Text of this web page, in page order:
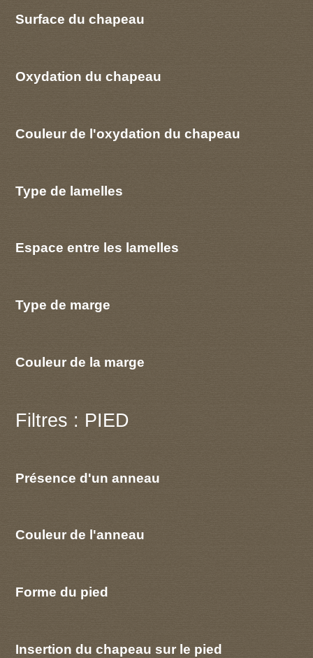
Surface du chapeau
Oxydation du chapeau
Couleur de l'oxydation du chapeau
Type de lamelles
Espace entre les lamelles
Type de marge
Couleur de la marge
Filtres : PIED
Présence d'un anneau
Couleur de l'anneau
Forme du pied
Insertion du chapeau sur le pied